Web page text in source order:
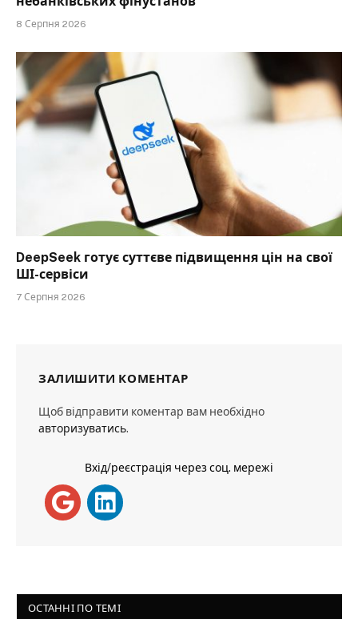
8 Серпня 2026
DeepSeek готує суттєве підвищення цін на свої
ШІ-сервіси
7 Серпня 2026
ЗАЛИШИТИ КОМЕНТАР
Щоб відправити коментар вам необхідно
авторизуватись.
Вхід/реєстрація через соц. мережі
ОСТАННІ ПО ТЕМІ